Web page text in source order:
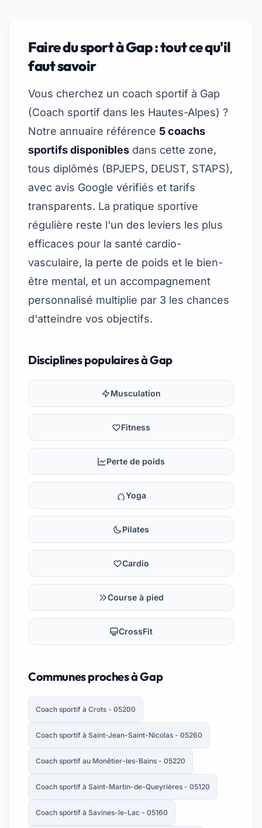
Faire du sport à Gap : tout ce qu'il
faut savoir
Vous cherchez un coach sportif à Gap
(Coach sportif dans les Hautes-Alpes) ?
Notre annuaire référence 5 coachs
sportifs disponibles dans cette zone,
tous diplômés (BPJEPS, DEUST, STAPS),
avec avis Google vérifiés et tarifs
transparents. La pratique sportive
régulière reste l'un des leviers les plus
efficaces pour la santé cardio-
vasculaire, la perte de poids et le bien-
être mental, et un accompagnement
personnalisé multiplie par 3 les chances
d'atteindre vos objectifs.
Disciplines populaires à Gap
Musculation
Fitness
Perte de poids
Yoga
Pilates
Cardio
Course à pied
CrossFit
Communes proches à Gap
Coach sportif à Crots - 05200
Coach sportif à Saint-Jean-Saint-Nicolas - 05260
Coach sportif au Monêtier-les-Bains - 05220
Coach sportif à Saint-Martin-de-Queyrières - 05120
Coach sportif à Savines-le-Lac - 05160